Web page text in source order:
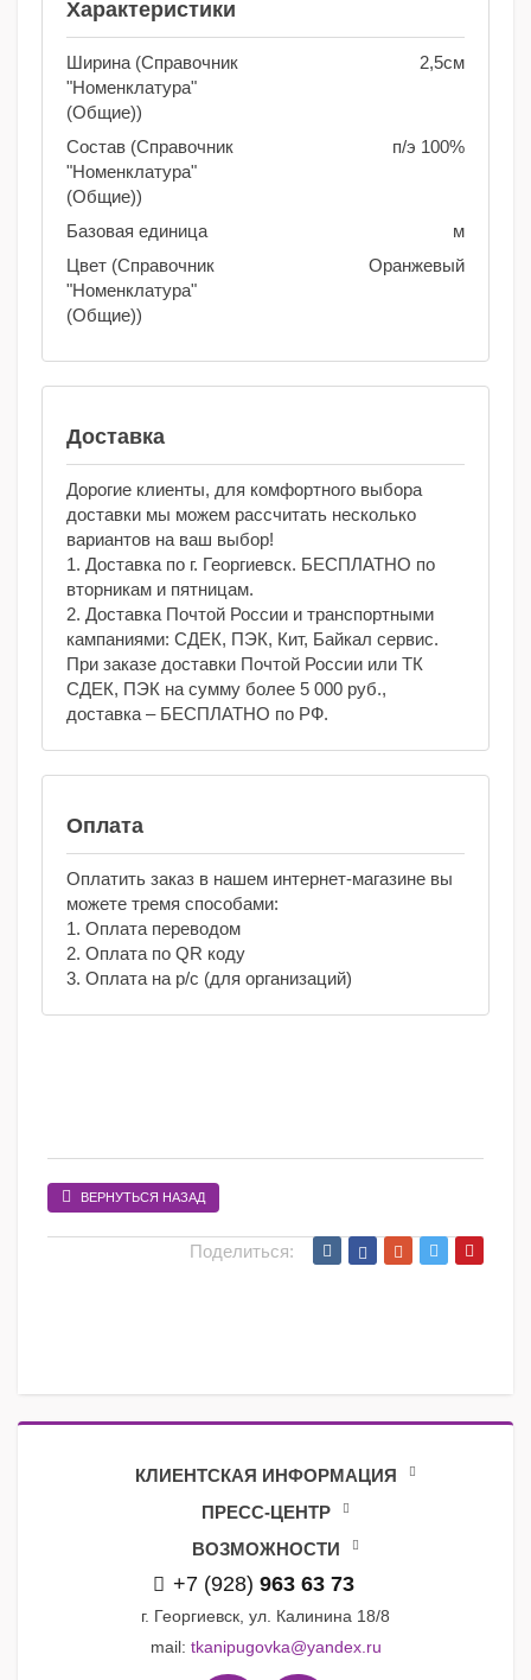
Характеристики
Ширина (Справочник
"Номенклатура"
(Общие))
2,5см
Состав (Справочник
"Номенклатура"
(Общие))
п/э 100%
Базовая единица
м
Цвет (Справочник
"Номенклатура"
(Общие))
Оранжевый
Доставка
Дорогие клиенты, для комфортного выбора
доставки мы можем рассчитать несколько
вариантов на ваш выбор!
1. Доставка по г. Георгиевск. БЕСПЛАТНО по
вторникам и пятницам.
2. Доставка Почтой России и транспортными
кампаниями: СДЕК, ПЭК, Кит, Байкал сервис.
При заказе доставки Почтой России или ТК
СДЕК, ПЭК на сумму более 5 000 руб.,
доставка – БЕСПЛАТНО по РФ.
Оплата
Оплатить заказ в нашем интернет-магазине вы
можете тремя способами:
1. Оплата переводом
2. Оплата по QR коду
3. Оплата на р/с (для организаций)
ВЕРНУТЬСЯ НАЗАД
Поделиться:
КЛИЕНТСКАЯ ИНФОРМАЦИЯ
ПРЕСС-ЦЕНТР
ВОЗМОЖНОСТИ
+7 (928) 963 63 73
г. Георгиевск, ул. Калинина 18/8
mail: tkanipugovka@yandex.ru